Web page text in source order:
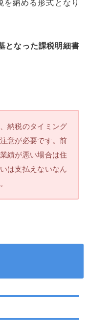
納める形式となり
となった課税明細書
納税のタイミング
意が必要です。前
績が悪い場合は住
は支払えないなん